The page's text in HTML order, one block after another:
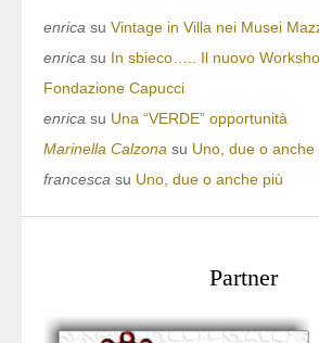
enrica su Vintage in Villa nei Musei
enrica su In sbieco….. Il nuovo
Fondazione Capucci
enrica su Una “VERDE” opportunità
Marinella Calzona su Uno, due o anche
francesca su Uno, due o anche più
Partner